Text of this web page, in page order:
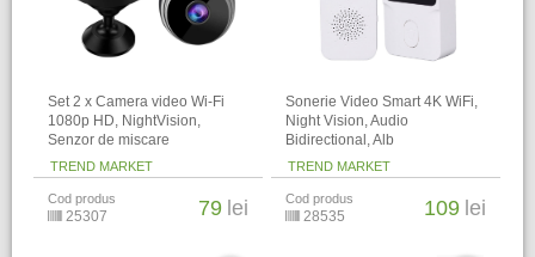
Set 2 x Camera video Wi-Fi
1080p HD, NightVision,
Senzor de miscare
TREND MARKET
Cod produs
25307 79 lei
Sonerie Video Smart 4K WiFi,
Night Vision, Audio
Bidirectional, Alb
TREND MARKET
Cod produs
28535 109 lei